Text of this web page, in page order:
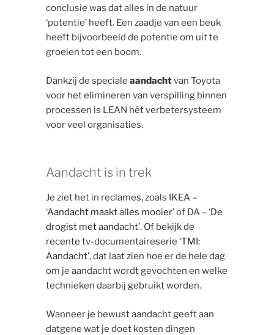
conclusie was dat alles in de natuur
‘potentie’ heeft. Een zaadje van een beuk
heeft bijvoorbeeld de potentie om uit te
groeien tot een boom.
Dankzij de speciale aandachtvan Toyota
voor het elimineren van verspilling binnen
processen is LEAN hét verbetersysteem
voor veel organisaties.
Aandacht is in trek
Je ziet het in reclames, zoals IKEA –
‘Aandacht maakt alles mooier’ of DA – ‘De
drogist met aandacht’. Of bekijk de
recente tv-documentaireserie ‘TMI:
Aandacht’, dat laat zien hoe er de hele dag
om je aandacht wordt gevochten en welke
technieken daarbij gebruikt worden.
Wanneer je bewust aandacht geeft aan
datgene wat je doet kosten dingen